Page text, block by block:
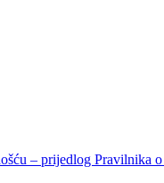
– prijedlog Pravilnika